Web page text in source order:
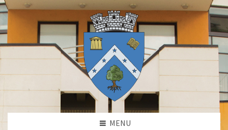
MENU